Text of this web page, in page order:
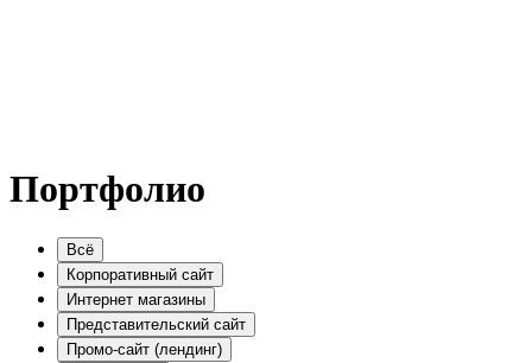
Портфолио
Всё
Корпоративный сайт
Интернет магазины
Представительский сайт
Промо-сайт (лендинг)